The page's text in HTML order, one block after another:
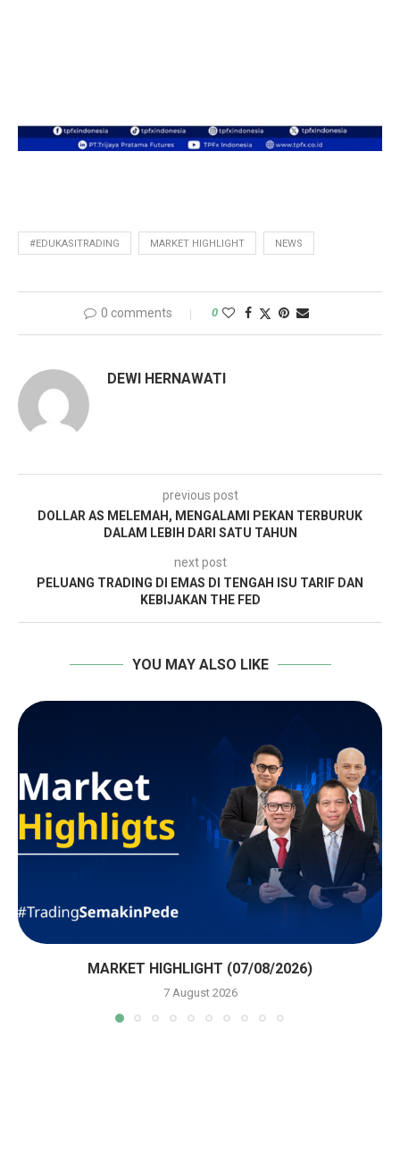
#EDUKASITRADING MARKET HIGHLIGHT NEWS
0 comments 0
DEWI HERNAWATI
previous post
DOLLAR AS MELEMAH, MENGALAMI PEKAN TERBURUK
DALAM LEBIH DARI SATU TAHUN
next post
PELUANG TRADING DI EMAS DI TENGAH ISU TARIF DAN
KEBIJAKAN THE FED
YOU MAY ALSO LIKE
MARKET HIGHLIGHT (07/08/2026)
7 August 2026